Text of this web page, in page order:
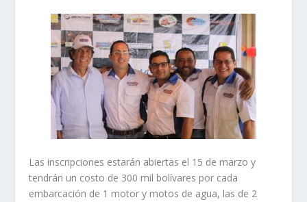
Las inscripciones estarán abiertas el 15 de marzo y
tendrán un costo de 300 mil bolívares por cada
embarcación de 1 motor y motos de agua, las de 2